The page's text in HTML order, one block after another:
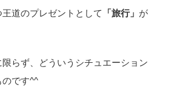
道のプレゼントとして 「旅行」 が
らず、どういうシチュエーション
のです^^